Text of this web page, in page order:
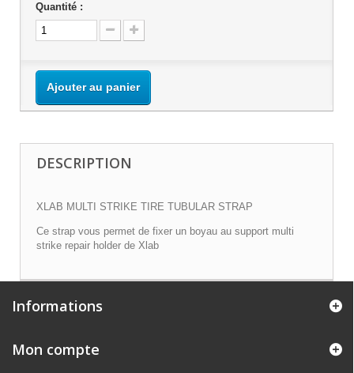
Quantité :
Ajouter au panier
DESCRIPTION
XLAB MULTI STRIKE TIRE TUBULAR STRAP
Ce strap vous permet de fixer un boyau au support multi
strike repair holder de Xlab
Informations
Mon compte